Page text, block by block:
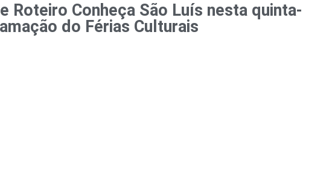
Roteiro Conheça São Luís nesta quinta-
do Férias Culturais